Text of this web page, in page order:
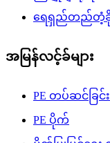
ရေရှည်တည်တံ့ခို
အမြန်လင့်ခ်များ
PE တပ်ဆင်ခြင်း
PE ပိုက်